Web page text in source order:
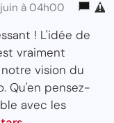
à 04h00
! L'idée de
vraiment
vision du
Qu'en pensez-
avec les